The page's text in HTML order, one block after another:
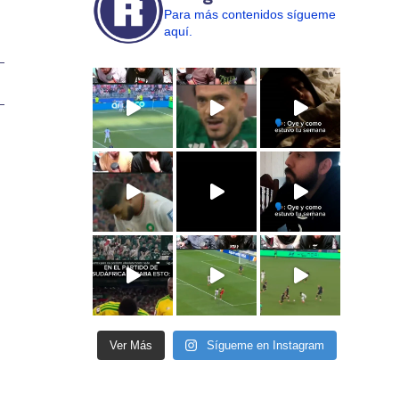
Para más contenidos sígueme
aquí.
Ver Más Sígueme en Instagram